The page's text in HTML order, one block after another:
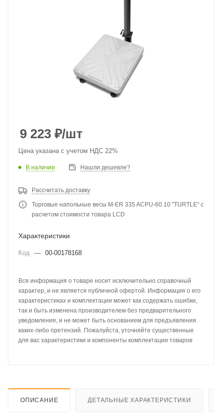
9 223 ₽/шт
Цена указана с учетом НДС 22%
В наличии Нашли дешевле?
Рассчитать доставку
Торговые напольные весы M-ER 335 ACPU-60.10 "TURTLE" с
расчетом стоимости товара LCD
Характеристики
Код — 00-00178168
Вся информация о товаре носит исключительно справочный
характер, и не является публичной офертой. Информация о его
характеристиках и комплектации может как содержать ошибки,
так и быть изменена производителем без предварительного
уведомления, и не может быть основанием для предъявления
каких-либо претензий. Пожалуйста, уточняйте существенные
для вас характеристики и компоненты комплектации товаров
ОПИСАНИЕ ДЕТАЛЬНЫЕ ХАРАКТЕРИСТИКИ